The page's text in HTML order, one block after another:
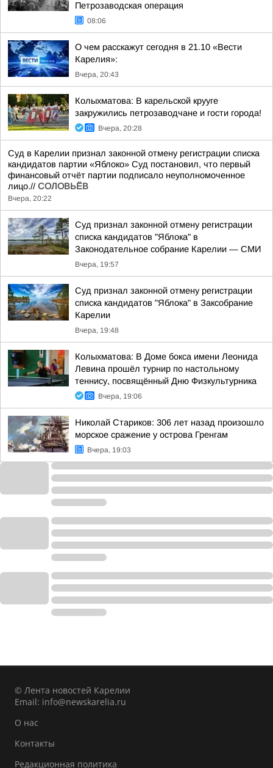
Петрозаводская операция
08:06
О чем расскажут сегодня в 21.10 «Вести
Карелия»:
Вчера, 20:43
Колыхматова: В карельской крууге
закружились петрозаводчане и гости города!
Вчера, 20:28
Суд в Карелии признал законной отмену регистрации списка
кандидатов партии «Яблоко» Суд постановил, что первый
финансовый отчёт партии подписало неуполномоченное
лицо.// СОЛОВЬЁВ
Вчера, 20:22
Суд признал законной отмену регистрации
списка кандидатов "Яблока" в
Законодательное собрание Карелии — СМИ
Вчера, 19:57
Суд признал законной отмену регистрации
списка кандидатов "Яблока" в Заксобрание
Карелии
Вчера, 19:48
Колыхматова: В Доме бокса имени Леонида
Левина прошёл турнир по настольному
теннису, посвящённый Дню Физкультурника
Вчера, 19:06
Николай Стариков: 306 лет назад произошло
морское сражение у острова Гренгам
Вчера, 19:03
© Лента новостей Карелии
Email: info@newskarelia.ru
О нас
Контакты
Редакционная политика